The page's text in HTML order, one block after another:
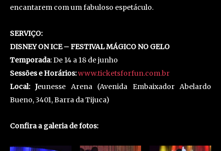
encantarem com um fabuloso espetáculo.
SERVIÇO:
DISNEY ON ICE – FESTIVAL MÁGICO NO GELO
Temporada: De 14 a 18 de junho
Sessões e Horários:www.ticketsforfun.com.br
Local: Jeunesse Arena (Avenida Embaixador Abelardo
Bueno, 3401, Barra da Tijuca)
Confira a galeria de fotos: